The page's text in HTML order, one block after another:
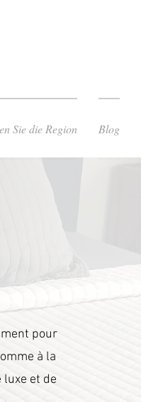
Sie die Region Blog
pour
à la
et de